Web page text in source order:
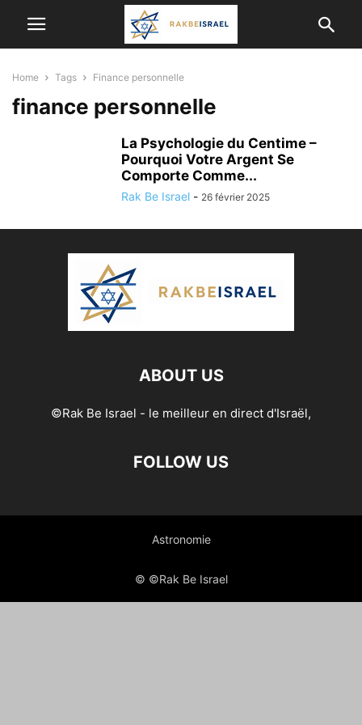
Home Tags Finance personnelle
finance personnelle
La Psychologie du Centime –
Pourquoi Votre Argent Se
Comporte Comme...
Rak Be Israel - 26 février 2025
ABOUT US
©Rak Be Israel - le meilleur en direct d'Israël,
FOLLOW US
Astronomie
© ©Rak Be Israel